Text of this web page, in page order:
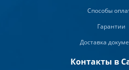
Способы
Гарантии
Доставка
Контакты в